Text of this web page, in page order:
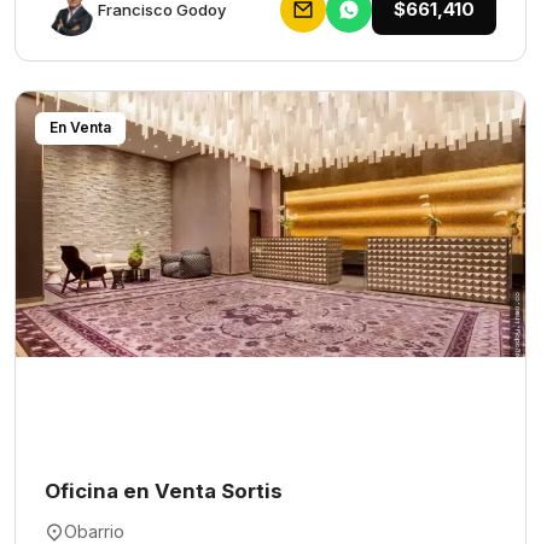
Francisco Godoy $661,410
En Venta
Oficina en Venta Sortis
Obarrio